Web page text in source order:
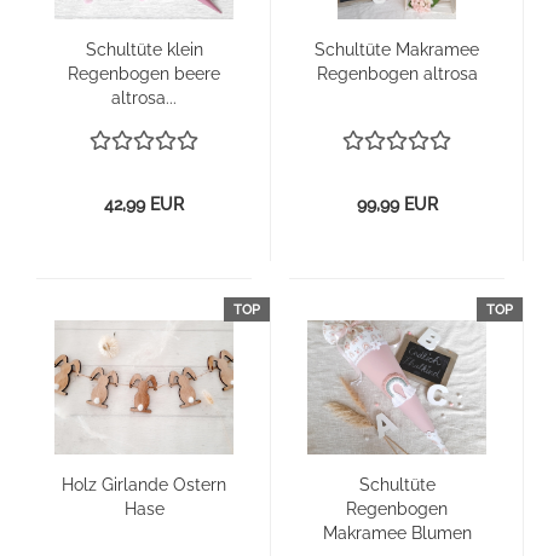
Schul­tü­te klein
Re­gen­bo­gen beere
alt­ro­sa...
42,99 EUR
Schul­tü­te Ma­kra­mee
Re­gen­bo­gen alt­ro­sa
99,99 EUR
TOP
Holz Gir­lan­de Os­tern
Hase
TOP
Schul­tü­te
Re­gen­bo­gen
Ma­kra­mee Blu­men